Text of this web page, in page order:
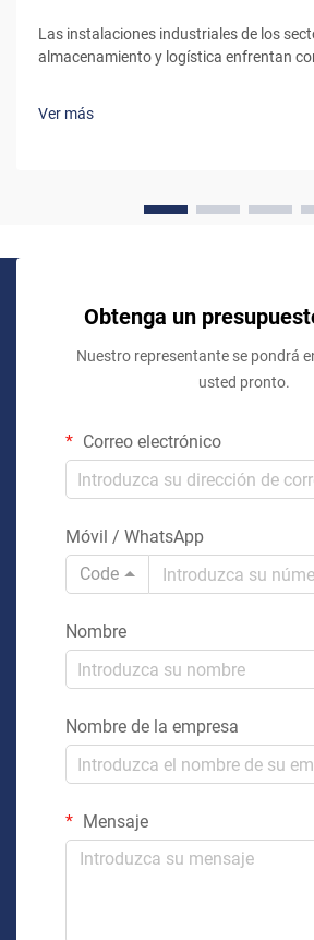
Las instalaciones industriales de los
almacenamiento y logística enfrentan
Ver más
Obtenga un
Nuestro representante se pondrá
usted pronto.
Correo electrónico
Móvil / WhatsApp
Code
Nombre
Nombre de la empresa
Mensaje